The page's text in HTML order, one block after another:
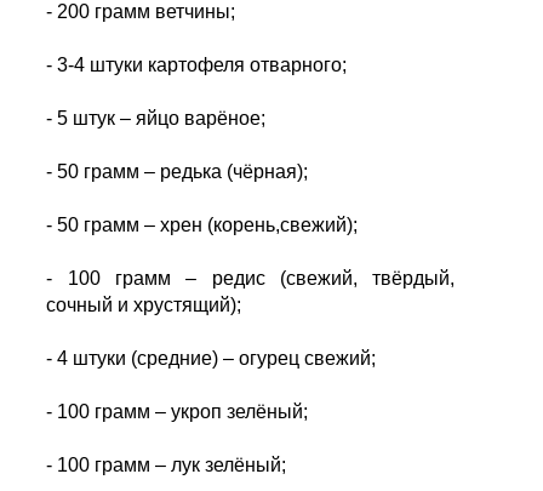
- 200 грамм ветчины;
- 3-4 штуки картофеля отварного;
- 5 штук – яйцо варёное;
- 50 грамм – редька (чёрная);
- 50 грамм – хрен (корень,свежий);
- 100 грамм – редис (свежий, твёрдый,
сочный и хрустящий);
- 4 штуки (средние) – огурец свежий;
- 100 грамм – укроп зелёный;
- 100 грамм – лук зелёный;